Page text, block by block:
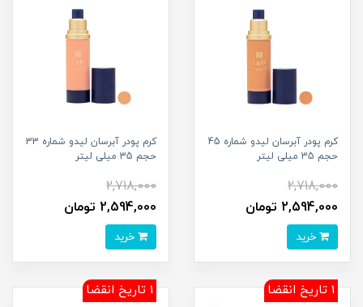
کرم پودر آبرسان لیدو شماره 45
حجم 35 میلی لیتر
2,718,000
2,594,000 تومان
کرم پودر آبرسان لیدو شماره 33
حجم 35 میلی لیتر
2,718,000
2,594,000 تومان
1 تاریخ انقضا 1 تاریخ انقضا